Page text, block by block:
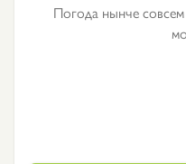
Погода нынче